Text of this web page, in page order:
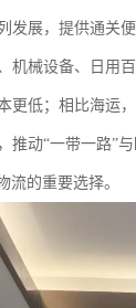
发展，提供通关
机械设备、日用
更低；相比海运，
动“一带一路”
流的重要选择。